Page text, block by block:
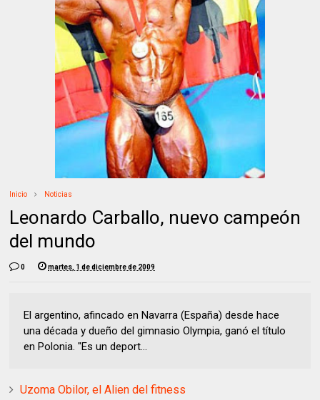
Inicio Noticias
Leonardo Carballo, nuevo campeón
del mundo
0 martes, 1 de diciembre de 2009
El argentino, afincado en Navarra (España) desde hace
una década y dueño del gimnasio Olympia, ganó el título
en Polonia. "Es un deport...
Uzoma Obilor, el Alien del fitness